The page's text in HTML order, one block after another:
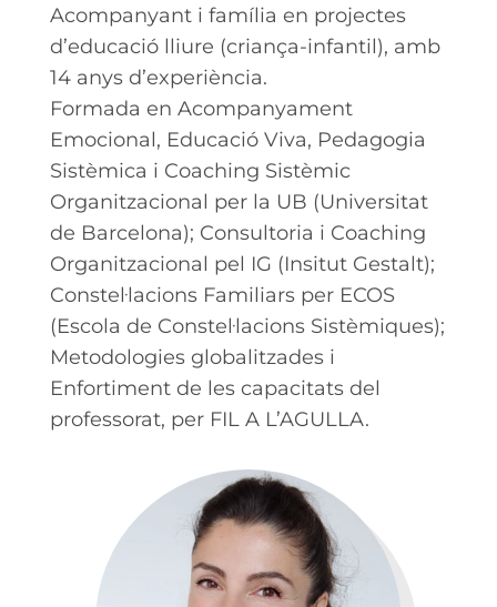
Acompanyant i família en projectes
d’educació lliure (criança-infantil), amb
14 anys d’experiència.
Formada en Acompanyament
Emocional, Educació Viva, Pedagogia
Sistèmica i Coaching Sistèmic
Organitzacional per la UB (Universitat
de Barcelona); Consultoria i Coaching
Organitzacional pel IG (Insitut Gestalt);
Constel·lacions Familiars per ECOS
(Escola de Constel·lacions Sistèmiques);
Metodologies globalitzades i
Enfortiment de les capacitats del
professorat, per FIL A L’AGULLA.